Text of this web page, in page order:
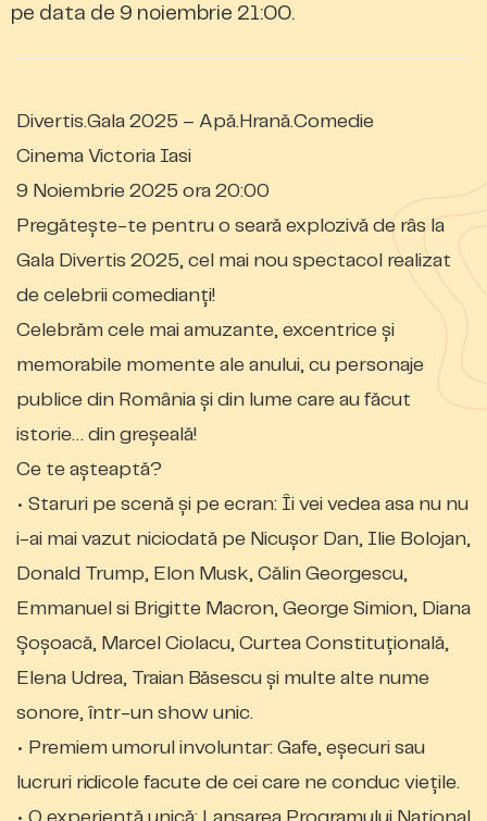
pe data de 9 noiembrie 21:00.
Divertis.Gala 2025 – Apă.Hrană.Comedie
Cinema Victoria Iasi
9 Noiembrie 2025 ora 20:00
Pregătește-te pentru o seară explozivă de râs la
Gala Divertis 2025, cel mai nou spectacol realizat
de celebrii comedianți!
Celebrăm cele mai amuzante, excentrice și
memorabile momente ale anului, cu personaje
publice din România și din lume care au făcut
istorie… din greșeală!
Ce te așteaptă?
• Staruri pe scenă și pe ecran: Îi vei vedea asa nu nu
i-ai mai vazut niciodată pe Nicușor Dan, Ilie Bolojan,
Donald Trump, Elon Musk, Călin Georgescu,
Emmanuel si Brigitte Macron, George Simion, Diana
Șoșoacă, Marcel Ciolacu, Curtea Constituțională,
Elena Udrea, Traian Băsescu și multe alte nume
sonore, într-un show unic.
• Premiem umorul involuntar: Gafe, eșecuri sau
lucruri ridicole facute de cei care ne conduc viețile.